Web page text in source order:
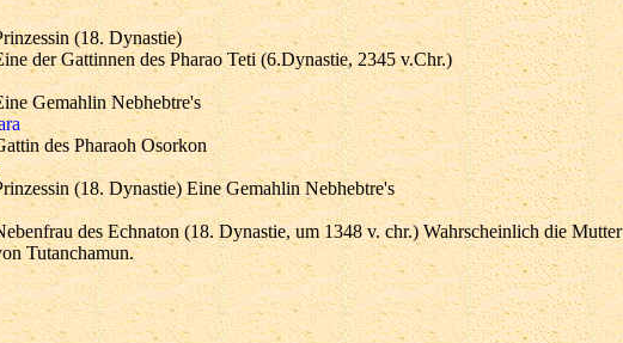
(18. Dynastie)
der Gattinnen des Pharao Teti (6.Dynastie, 2345 v.Chr.)
Gemahlin Nebhebtre's
des Pharaoh Osorkon
(18. Dynastie) Eine Gemahlin Nebhebtre's
des Echnaton (18. Dynastie, um 1348 v. chr.) Wahrscheinlich die Mutter
Tutanchamun.